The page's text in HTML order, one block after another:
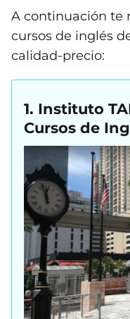
A continuación te
cursos de inglés
calidad-precio:
1. Instituto
Cursos de